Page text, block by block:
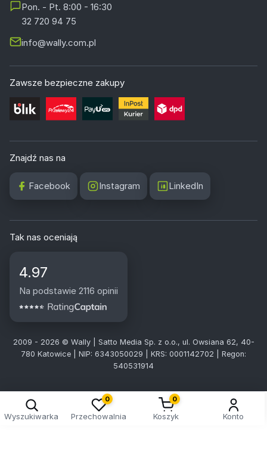
Pon. - Pt. 8:00 - 16:30
32 720 94 75
info@wally.com.pl
Zawsze bezpieczne zakupy
Znajdź nas na
Facebook Instagram LinkedIn
Tak nas oceniają
4.97
Na podstawie 2116 opinii
2009 - 2026 © Wally | Satto Media Sp. z o.o., ul. Owsiana 62, 40-
780 Katowice | NIP: 6343050029 | KRS: 0001142702 | Regon:
540531914
Wyszukiwarka
0
Przechowalnia
0
Koszyk Konto